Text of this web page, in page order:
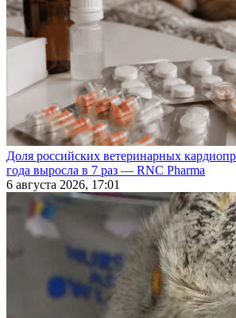
Доля российских ветеринарных
года выросла в 7 раз — RNC Pharma
6 августа 2026, 17:01